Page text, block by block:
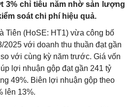
3% chỉ tiêu năm nhờ sản lượng
soát chi phí hiệu quả.
Tiên (HoSE: HT1) vừa công bố
2025 với doanh thu thuần đạt gần
với cùng kỳ năm trước. Giá vốn
lợi nhuận gộp đạt gần 241 tỷ
49%. Biên lợi nhuận gộp theo
lên 13%.